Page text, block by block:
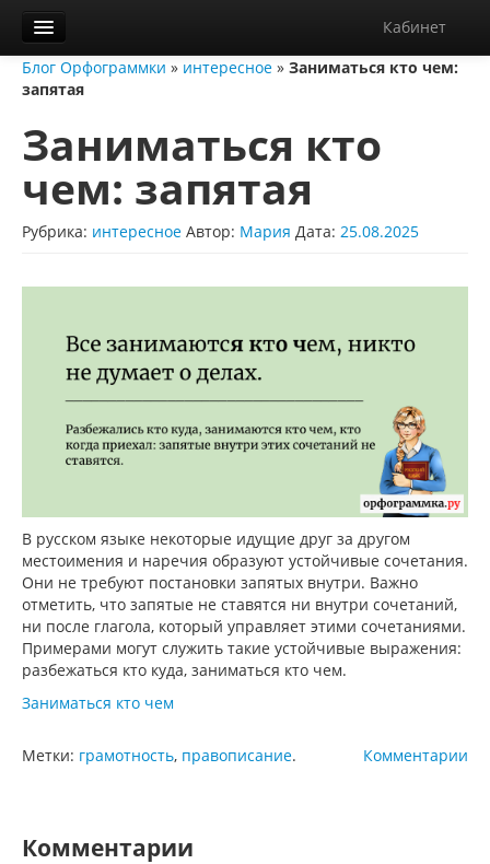
Кабинет
Орфограммка
Блог
О нас
Контакты
Справка
Диктанты
Блог Орфограммки » интересное » Заниматься кто чем:
запятая
Заниматься кто
чем: запятая
Рубрика: интересное Автор: Мария Дата: 25.08.2025
В русском языке некоторые идущие друг за другом
местоимения и наречия образуют устойчивые сочетания.
Они не требуют постановки запятых внутри. Важно
отметить, что запятые не ставятся ни внутри сочетаний,
ни после глагола, который управляет этими сочетаниями.
Примерами могут служить такие устойчивые выражения:
разбежаться кто куда, заниматься кто чем.
Заниматься кто чем
Комментарии
Метки: грамотность, правописание.
Комментарии